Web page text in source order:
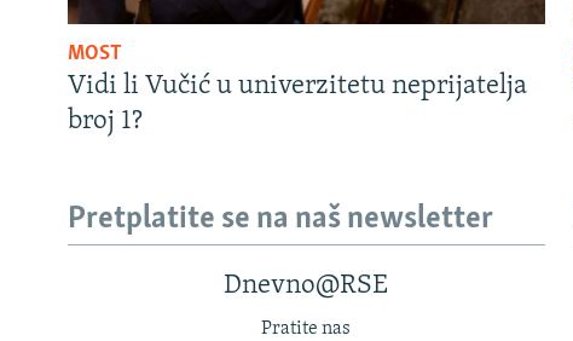
MOST
Vidi li Vučić u univerzitetu neprijatelja
broj 1?
Pretplatite se na naš newsletter
Dnevno@RSE
Pratite nas